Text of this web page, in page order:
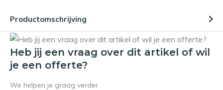
Productomschrijving
Heb jij een vraag over dit artikel of wil
je een offerte?
We helpen je graag verder